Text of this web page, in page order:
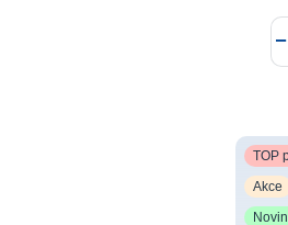
TOP
Akce